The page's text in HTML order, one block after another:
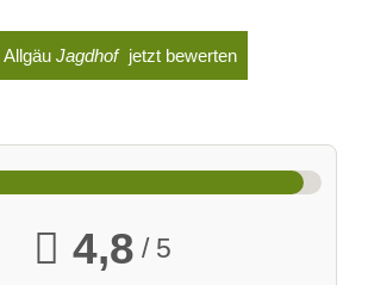
Jagdhof jetzt bewerten
4,8 / 5